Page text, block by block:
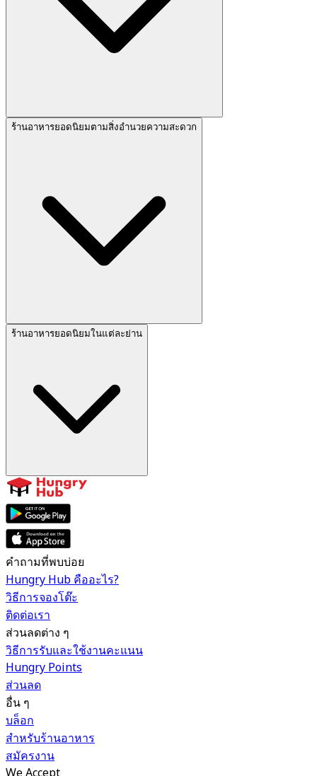
ร้านอาหารยอดนิยมตามสิ่งอำนวยความสะดวก
ร้านอาหารยอดนิยมในแต่ละย่าน
คำถามที่พบบ่อย
Hungry Hub คืออะไร?
วิธีการจองโต๊ะ
ติดต่อเรา
ส่วนลดต่าง ๆ
วิธีการรับและใช้งานคะแนน
Hungry Points
ส่วนลด
อื่น ๆ
บล็อก
สำหรับร้านอาหาร
สมัครงาน